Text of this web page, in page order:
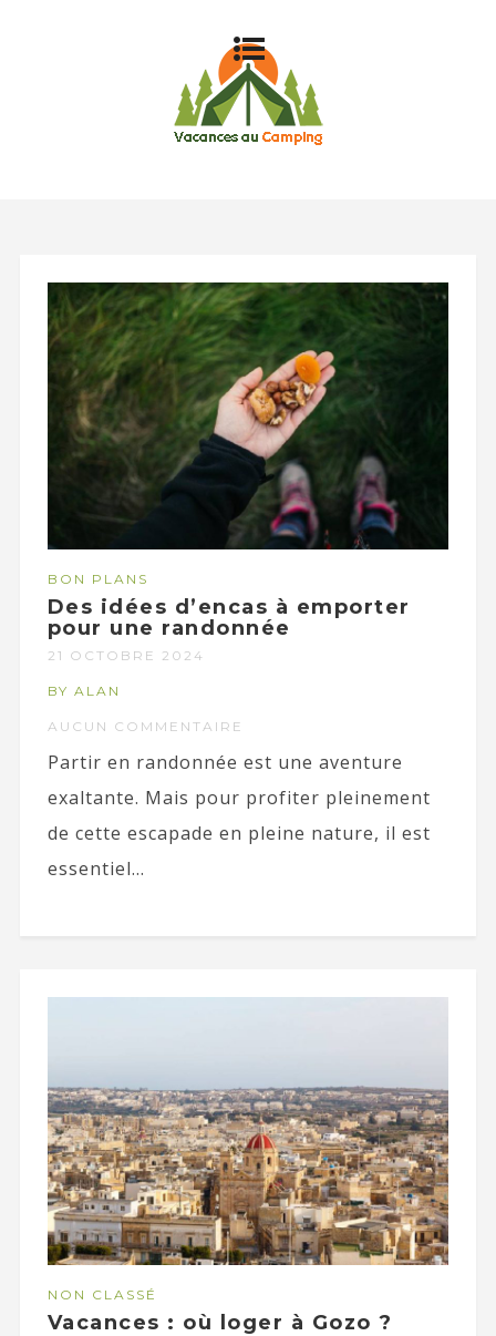
BON PLANS
Des idées d’encas à emporter
pour une randonnée
21 OCTOBRE 2024
BY ALAN
AUCUN COMMENTAIRE
Partir en randonnée est une aventure
exaltante. Mais pour profiter pleinement
de cette escapade en pleine nature, il est
essentiel...
NON CLASSÉ
Vacances : où loger à Gozo ?